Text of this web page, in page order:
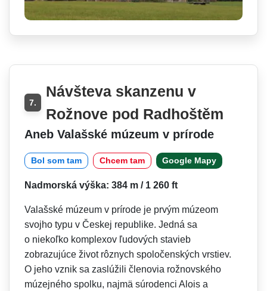
7.
Návšteva skanzenu v
Rožnove pod Radhoštěm
Aneb Valašské múzeum v prírode
Bol som tam Chcem tam Google Mapy
Nadmorská výška: 384 m / 1 260 ft
Valašské múzeum v prírode je prvým múzeom
svojho typu v Českej republike. Jedná sa
o niekoľko komplexov ľudových stavieb
zobrazujúce život rôznych spoločenských vrstiev.
O jeho vznik sa zaslúžili členovia rožnovského
múzejného spolku, najmä súrodenci Alois a